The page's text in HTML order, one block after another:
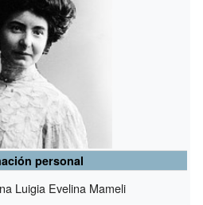
personal
Luigia Evelina Mameli